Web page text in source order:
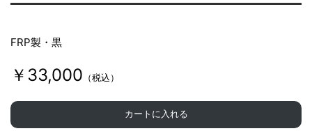
FRP製・黒
￥33,000 （税込）
カートに入れる